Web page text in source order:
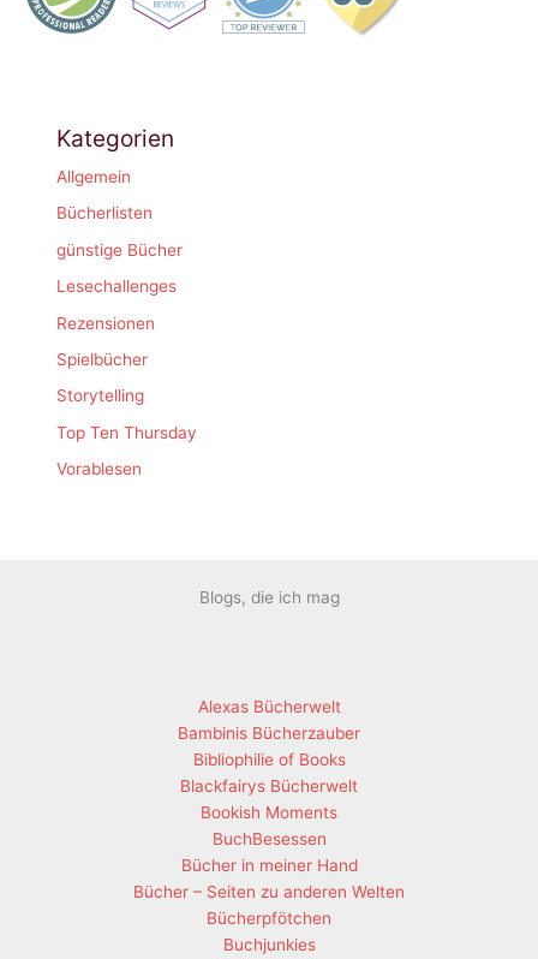
Kategorien
Allgemein
Bücherlisten
günstige Bücher
Lesechallenges
Rezensionen
Spielbücher
Storytelling
Top Ten Thursday
Vorablesen
Blogs, die ich mag
Alexas Bücherwelt
Bambinis Bücherzauber
Bibliophilie of Books
Blackfairys Bücherwelt
Bookish Moments
BuchBesessen
Bücher in meiner Hand
Bücher – Seiten zu anderen Welten
Bücherpfötchen
Buchjunkies